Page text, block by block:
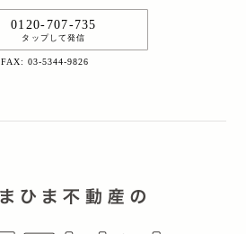
0120-707-735
タップして発信
FAX: 03-5344-9826